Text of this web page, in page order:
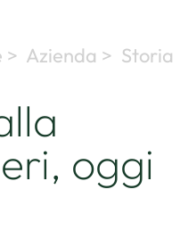
> Azienda > Storia
oggi